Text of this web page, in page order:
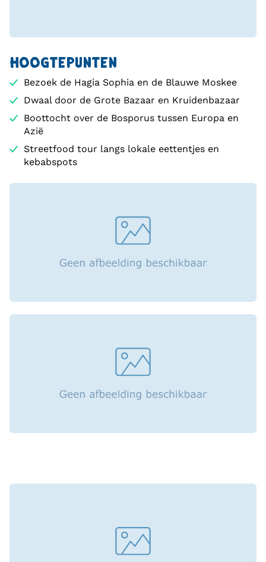
HOOGTEPUNTEN
Bezoek de Hagia Sophia en de Blauwe Moskee
Dwaal door de Grote Bazaar en Kruidenbazaar
Boottocht over de Bosporus tussen Europa en
Azië
Streetfood tour langs lokale eettentjes en
kebabspots